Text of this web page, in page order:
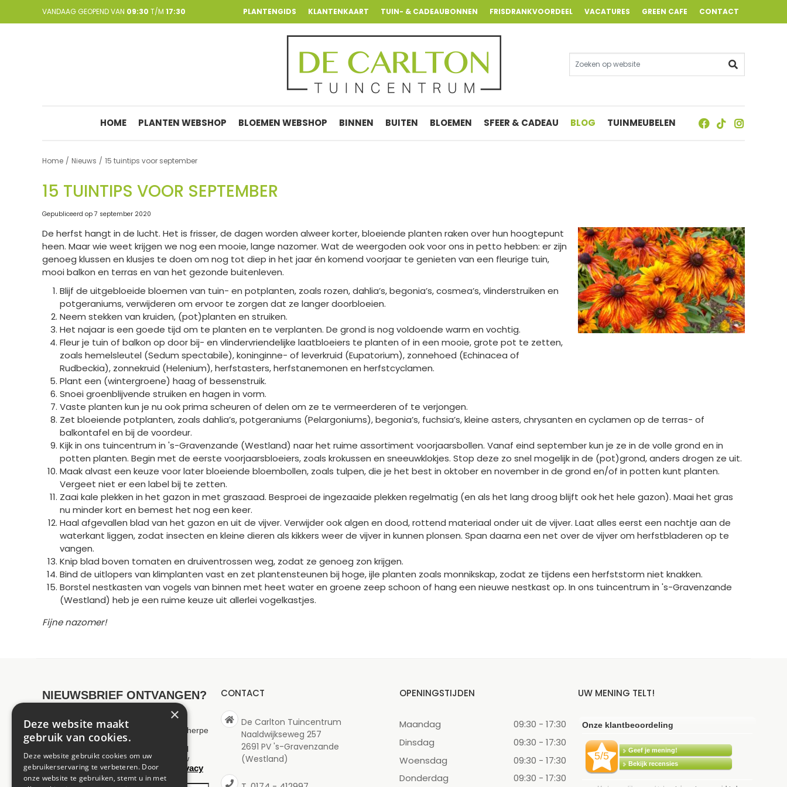
Home Nieuws 15 tuintips voor september
VANDAAG GEOPEND VAN 09:30 T/M 17:30 PLANTENGIDS KLANTENKAART TUIN- & CADEAUBONNEN FRISDRANKVOORDEEL VACATURES GREEN CAFE CONTACT
HOME PLANTEN WEBSHOP BLOEMEN WEBSHOP BINNEN BUITEN BLOEMEN SFEER & CADEAU BLOG TUINMEUBELEN
15 TUINTIPS VOOR SEPTEMBER
Gepubliceerd op 7 september 2020
De herfst hangt in de lucht. Het is frisser, de dagen worden alweer korter, bloeiende planten raken over hun hoogtepunt
heen. Maar wie weet krijgen we nog een mooie, lange nazomer. Wat de weergoden ook voor ons in petto hebben: er zijn
genoeg klussen en klusjes te doen om nog tot diep in het jaar én komend voorjaar te genieten van een fleurige tuin,
mooi balkon en terras en van het gezonde buitenleven.
Blijf de uitgebloeide bloemen van tuin- en potplanten, zoals rozen, dahlia’s, begonia’s, cosmea’s, vlinderstruiken en
potgeraniums, verwijderen om ervoor te zorgen dat ze langer doorbloeien.
Neem stekken van kruiden, (pot)planten en struiken.
Het najaar is een goede tijd om te planten en te verplanten. De grond is nog voldoende warm en vochtig.
Fleur je tuin of balkon op door bij- en vlindervriendelijke laatbloeiers te planten of in een mooie, grote pot te zetten,
zoals hemelsleutel (Sedum spectabile), koninginne- of leverkruid (Eupatorium), zonnehoed (Echinacea of
Rudbeckia), zonnekruid (Helenium), herfstasters, herfstanemonen en herfstcyclamen.
Plant een (wintergroene) haag of bessenstruik.
Snoei groenblijvende struiken en hagen in vorm.
Vaste planten kun je nu ook prima scheuren of delen om ze te vermeerderen of te verjongen.
Zet bloeiende potplanten, zoals dahlia’s, potgeraniums (Pelargoniums), begonia’s, fuchsia’s, kleine asters, chrysanten en cyclamen op de terras- of
balkontafel en bij de voordeur.
Kijk in ons tuincentrum in 's-Gravenzande (Westland) naar het ruime assortiment voorjaarsbollen. Vanaf eind september kun je ze in de volle grond en in
potten planten. Begin met de eerste voorjaarsbloeiers, zoals krokussen en sneeuwklokjes. Stop deze zo snel mogelijk in de (pot)grond, anders drogen ze uit.
Maak alvast een keuze voor later bloeiende bloembollen, zoals tulpen, die je het best in oktober en november in de grond en/of in potten kunt planten.
Vergeet niet er een label bij te zetten.
Zaai kale plekken in het gazon in met graszaad. Besproei de ingezaaide plekken regelmatig (en als het lang droog blijft ook het hele gazon). Maai het gras
nu minder kort en bemest het nog een keer.
Haal afgevallen blad van het gazon en uit de vijver. Verwijder ook algen en dood, rottend materiaal onder uit de vijver. Laat alles eerst een nachtje aan de
waterkant liggen, zodat insecten en kleine dieren als kikkers weer de vijver in kunnen plonsen. Span daarna een net over de vijver om herfstbladeren op te
vangen.
Knip blad boven tomaten en druiventrossen weg, zodat ze genoeg zon krijgen.
Bind de uitlopers van klimplanten vast en zet plantensteunen bij hoge, ijle planten zoals monnikskap, zodat ze tijdens een herfststorm niet knakken.
Borstel nestkasten van vogels van binnen met heet water en groene zeep schoon of hang een nieuwe nestkast op. In ons tuincentrum in 's-Gravenzande
(Westland) heb je een ruime keuze uit allerlei vogelkastjes.
Fijne nazomer!
NIEUWSBRIEF ONTVANGEN?
Wilt u op de hoogte blijven van onze scherpe
aanbiedingen en maximaal 1 keer per
maand een nieuwsbrief ontvangen? Vul
hieronder uw gegevens in. Wij slaan uw
gegevens secuur op conform onze
privacy
policy.
CONTACT
De Carlton Tuincentrum
Naaldwijkseweg 257
2691 PV 's-Gravenzande
(Westland)
OPENINGSTIJDEN
Maandag
09:30 - 17:30
Dinsdag
09:30 - 17:30
Woensdag
09:30 - 17:30
Donderdag
09:30 - 17:30
UW MENING TELT!
×
Deze website maakt
gebruik van cookies.
Deze website gebruikt cookies om uw
gebruikerservaring te verbeteren. Door
onze website te gebruiken, stemt u in met